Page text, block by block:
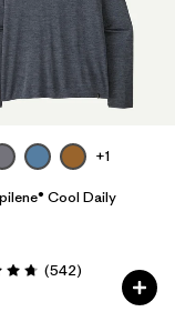
+1
Cool Daily
4.8 / 5
(542Comentarios
)